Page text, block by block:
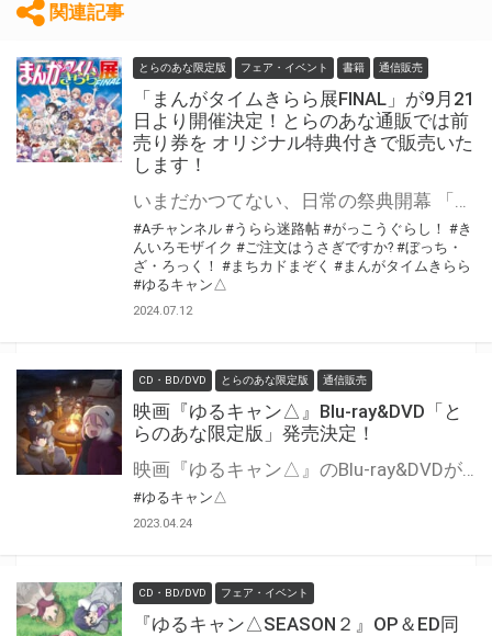
関連記事
とらのあな限定版 フェア・イベント 書籍 通信販売
「まんがタイムきらら展FINAL」が9月21
日より開催決定！とらのあな通販では前
売り券を オリジナル特典付きで販売いた
します！
いまだかつてない、日常の祭典開幕 「まんがタイムきらら展FINAL」が東京池袋にて開催決定！ とらのあな通販では、 オリジナル特典付きの前売り券を販売致します！ お好きな絵柄の前売り券を1枚ご購入毎に、 「ポストカード全8種」より先着でお好きな絵柄を1枚プレゼント！ 更に前売り券ご購入の方は「A5アクリルボード」もお買い求めいただけます！ 特典イラストは過去のとらのあな特典の描きおろし特典を復刻したものになります。 この機会に是非お求めください！
#Aチャンネル #うらら迷路帖 #がっこうぐらし！ #き
んいろモザイク #ご注文はうさぎですか? #ぼっち・
ざ・ろっく！ #まちカドまぞく #まんがタイムきらら
#ゆるキャン△
2024.07.12
CD・BD/DVD とらのあな限定版 通信販売
映画『ゆるキャン△』Blu-ray&DVD「と
らのあな限定版」発売決定！
映画『ゆるキャン△』のBlu-ray&DVDが発売決定
#ゆるキャン△
2023.04.24
CD・BD/DVD フェア・イベント
『ゆるキャン△SEASON２』OP＆ED同